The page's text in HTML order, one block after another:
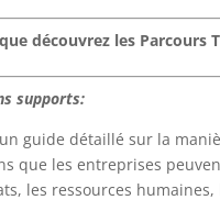
découvrez les Parcours
supports:
un guide détaillé sur la
que les entreprises
les ressources